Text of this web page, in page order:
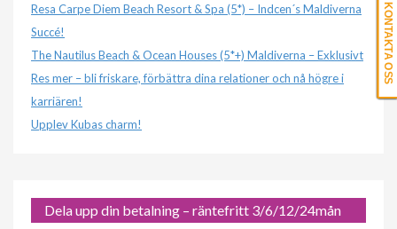
Resa Carpe Diem Beach Resort & Spa (5*) – Indcen´s Maldiverna
Succé!
The Nautilus Beach & Ocean Houses (5*+) Maldiverna – Exklusivt
Res mer – bli friskare, förbättra dina relationer och nå högre i
karriären!
Upplev Kubas charm!
Dela upp din betalning – räntefritt 3/6/12/24mån
KONTAKTA OSS